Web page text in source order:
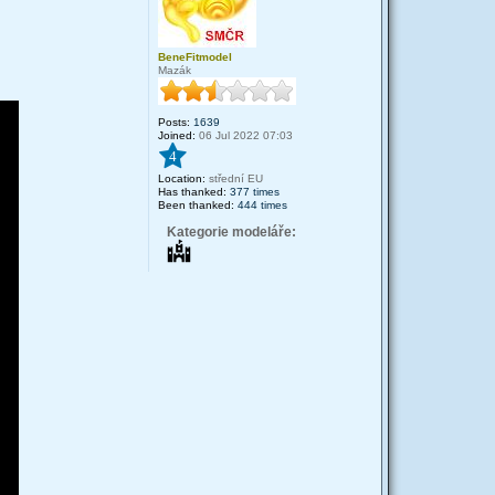
BeneFitmodel
Mazák
Posts: 1639
Joined: 06 Jul 2022 07:03
4
Location: střední EU
Has thanked: 377 times
Been thanked: 444 times
Kategorie modeláře: